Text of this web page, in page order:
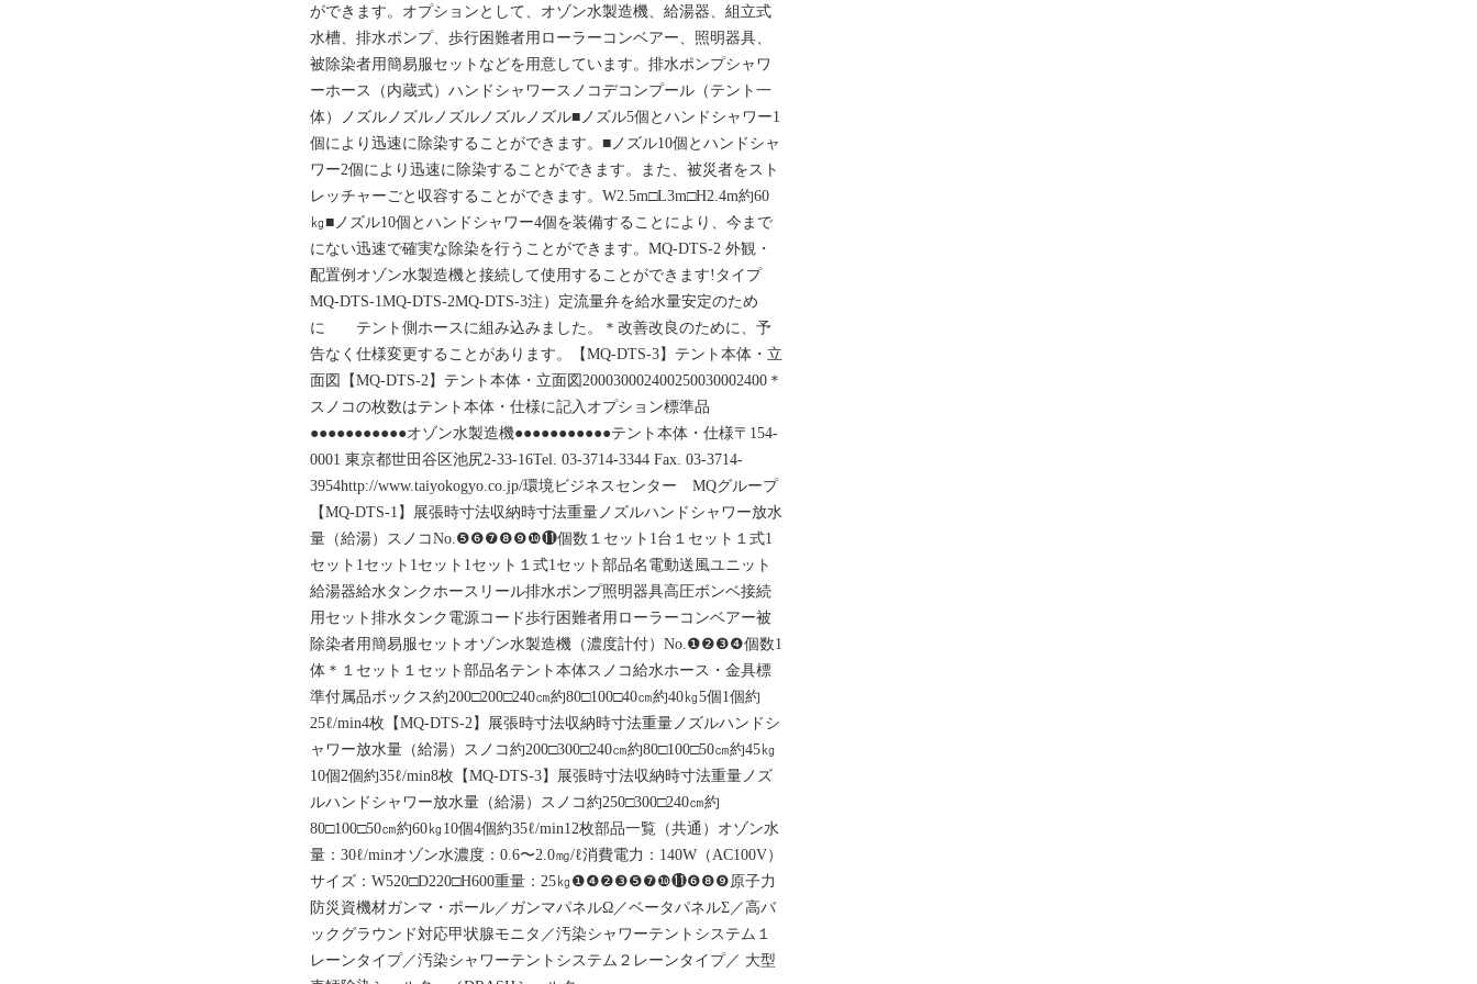
ができます。オプションとして、オゾン水製造機、給湯器、組立式
水槽、排水ポンプ、歩行困難者用ローラーコンベアー、照明器具、
被除染者用簡易服セットなどを用意しています。排水ポンプシャワ
ーホース（内蔵式）ハンドシャワースノコデコンプール（テント一
体）ノズルノズルノズルノズルノズル■ノズル5個とハンドシャワー1
個により迅速に除染することができます。■ノズル10個とハンドシャ
ワー2個により迅速に除染することができます。また、被災者をスト
レッチャーごと収容することができます。W2.5m□L3m□H2.4m約60
㎏■ノズル10個とハンドシャワー4個を装備することにより、今まで
にない迅速で確実な除染を行うことができます。MQ-DTS-2 外観・
配置例オゾン水製造機と接続して使用することができます!タイプ
MQ-DTS-1MQ-DTS-2MQ-DTS-3注）定流量弁を給水量安定のため
に テント側ホースに組み込みました。＊改善改良のために、予
告なく仕様変更することがあります。【MQ-DTS-3】テント本体・立
面図【MQ-DTS-2】テント本体・立面図200030002400250030002400＊
スノコの枚数はテント本体・仕様に記入オプション標準品
●●●●●●●●●●●オゾン水製造機●●●●●●●●●●●テント本体・仕様〒154-
0001 東京都世田谷区池尻2-33-16Tel. 03-3714-3344 Fax. 03-3714-
3954http://www.taiyokogyo.co.jp/環境ビジネスセンター MQグループ
【MQ-DTS-1】展張時寸法収納時寸法重量ノズルハンドシャワー放水
量（給湯）スノコNo.❺❻❼❽❾❿⓫個数１セット1台１セット１式1
セット1セット1セット1セット１式1セット部品名電動送風ユニット
給湯器給水タンクホースリール排水ポンプ照明器具高圧ボンベ接続
用セット排水タンク電源コード歩行困難者用ローラーコンベアー被
除染者用簡易服セットオゾン水製造機（濃度計付）No.❶❷❸❹個数1
体＊１セット１セット部品名テント本体スノコ給水ホース・金具標
準付属品ボックス約200□200□240㎝約80□100□40㎝約40㎏5個1個約
25ℓ/min4枚【MQ-DTS-2】展張時寸法収納時寸法重量ノズルハンドシ
ャワー放水量（給湯）スノコ約200□300□240㎝約80□100□50㎝約45㎏
10個2個約35ℓ/min8枚【MQ-DTS-3】展張時寸法収納時寸法重量ノズ
ルハンドシャワー放水量（給湯）スノコ約250□300□240㎝約
80□100□50㎝約60㎏10個4個約35ℓ/min12枚部品一覧（共通）オゾン水
量：30ℓ/minオゾン水濃度：0.6〜2.0㎎/ℓ消費電力：140W（AC100V）
サイズ：W520□D220□H600重量：25㎏❶❹❷❸❺❼❿⓫❻❽❾原子力
防災資機材ガンマ・ポール／ガンマパネルΩ／ベータパネルΣ／高バ
ックグラウンド対応甲状腺モニタ／汚染シャワーテントシステム１
レーンタイプ／汚染シャワーテントシステム２レーンタイプ／ 大型